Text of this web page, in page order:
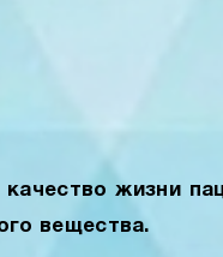
жизни
вещества.